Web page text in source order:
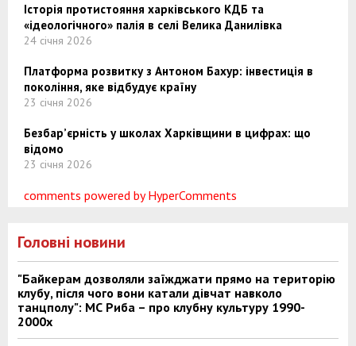
Історія протистояння харківського КДБ та
«ідеологічного» палія в селі Велика Данилівка
24 січня 2026
Платформа розвитку з Антоном Бахур: інвестиція в
покоління, яке відбудує країну
23 січня 2026
Безбар’єрність у школах Харківщини в цифрах: що
відомо
23 січня 2026
comments powered by HyperComments
Головні новини
"Байкерам дозволяли заїжджати прямо на територію
клубу, після чого вони катали дівчат навколо
танцполу": МС Риба – про клубну культуру 1990-
2000х